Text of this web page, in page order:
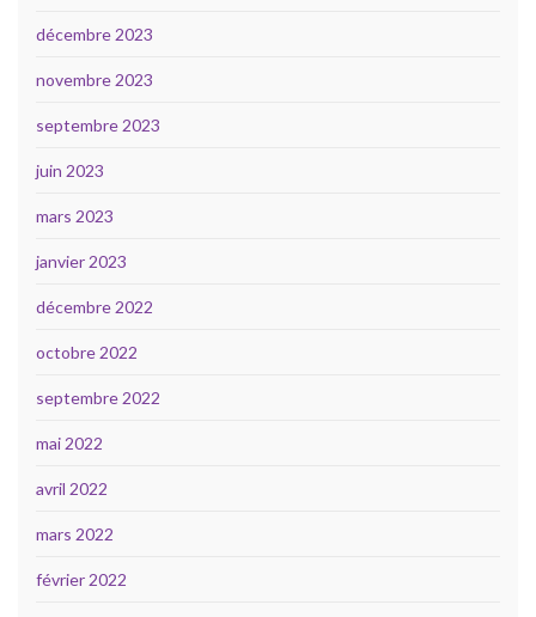
décembre 2023
novembre 2023
septembre 2023
juin 2023
mars 2023
janvier 2023
décembre 2022
octobre 2022
septembre 2022
mai 2022
avril 2022
mars 2022
février 2022